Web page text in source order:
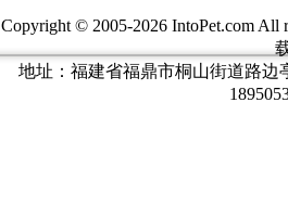
Copyright © 2005-2026 IntoPet.com
地址：福建省福鼎市桐山街道路边